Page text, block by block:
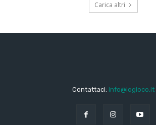
Carica altri
Contattaci: info@iogioco.it